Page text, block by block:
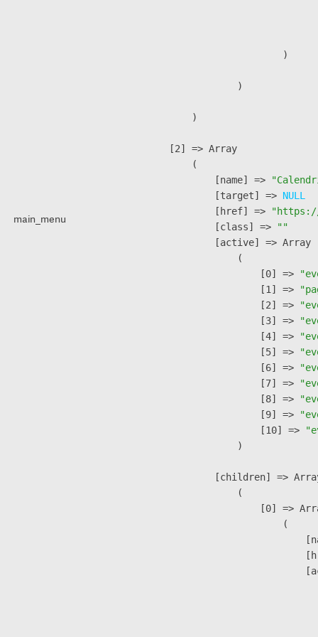
main_menu
                        )
                )
        )
    [2] => Array
        (
            [name] =>
            [target] =>
NULL
            [href] =>
            [class] =>
""
            [active] => Array
                (
                    [0] =>
                    [1] =>
                    [2] =>
                    [3] =>
                    [4] =>
                    [5] =>
                    [6] =>
                    [7] =>
                    [8] =>
                    [9] =>
                    [10] =>
                )
[children] =>
                (
[0] =>
                        (